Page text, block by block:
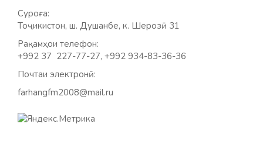
Суроға:
Тоҷикистон, ш. Душанбе, к. Шерозӣ 31
Рақамҳои телефон:
+992 37 227-77-27, +992 934-83-36-36
Почтаи электронӣ:
farhangfm2008@mail.ru